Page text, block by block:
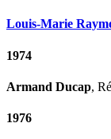
Louis-Marie
1974
Armand Ducap,
1976